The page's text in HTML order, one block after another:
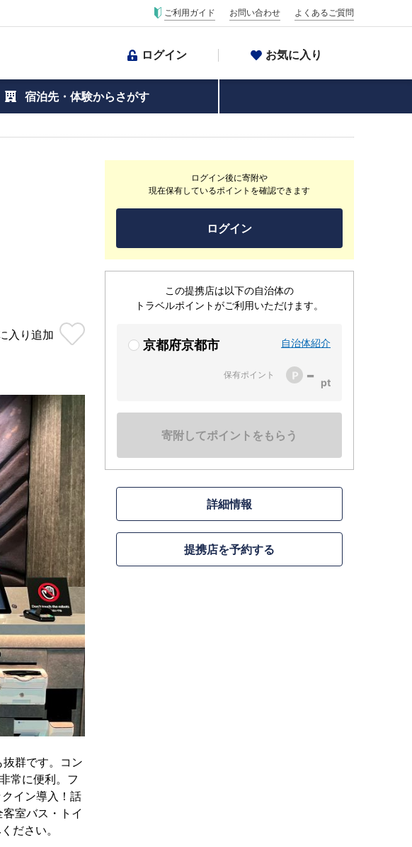
ご利用ガイド お問い合わせ よくあるご質問
ログイン お気に入り
宿泊先・体験からさがす
入り 追加
ログイン後に寄附や
現在保有しているポイントを確認できます
ログイン
この提携店は以下の自治体の
トラベルポイントがご利用いただけます。
京都府京都市 自治体紹介
保有ポイント -
寄附してポイントをもらう
詳細情報
提携店を予約する
群です。コン
常に便利。フ
イン導入！話
室バス・トイ
ださい。